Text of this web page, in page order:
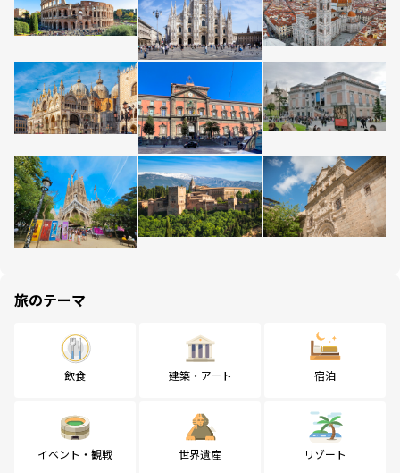
旅のテーマ
飲食 建築・アート 宿泊
イベント・観戦 世界遺産 リゾート